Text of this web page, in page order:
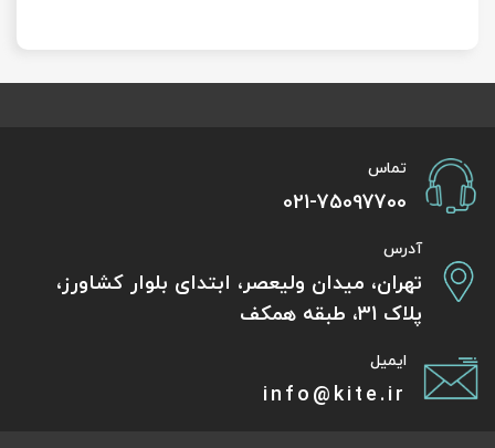
تماس
021-75097700
آدرس
تهران، میدان ولیعصر، ابتدای بلوار کشاورز،
پلاک 31، طبقه همکف
ایمیل
info@kite.ir